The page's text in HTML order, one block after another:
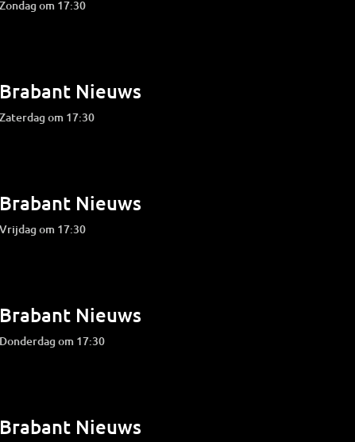
zondag om 17:30
Brabant Nieuws
zaterdag om 17:30
Brabant Nieuws
vrijdag om 17:30
Brabant Nieuws
donderdag om 17:30
Brabant Nieuws